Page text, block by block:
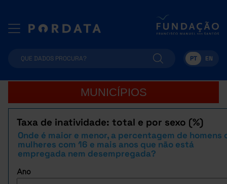
PT EN
MUNICÍPIOS
Taxa de inatividade: total e por sexo (%)
Onde é maior e menor, a percentagem de homens
mulheres com 16 e mais anos que não está
empregada nem desempregada?
Ano